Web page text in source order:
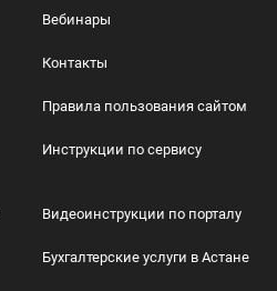
Вебинары
Контакты
Правила пользования сайтом
Инструкции по сервису
Видеоинструкции по порталу
Бухгалтерские услуги в Астане